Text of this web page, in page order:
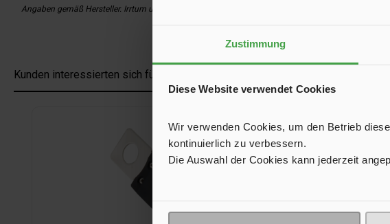
Zustimmung
Diese Website verwendet Cookies
Wir verwenden Cookies, um den Betrieb
kontinuierlich zu verbessern.
Die Auswahl der Cookies kann jederzeit
Angaben gemäß Hersteller. Irrtum und Änderung vorbehalten.
Kunden interessierten sich für